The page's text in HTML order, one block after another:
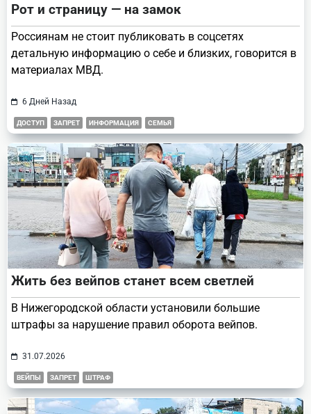
Рот и страницу — на замок
Россиянам не стоит публиковать в соцсетях
детальную информацию о себе и близких, говорится в
материалах МВД.
6 Дней Назад
ДОСТУП ЗАПРЕТ ИНФОРМАЦИЯ СЕМЬЯ
Жить без вейпов станет всем светлей
В Нижегородской области установили большие
штрафы за нарушение правил оборота вейпов.
31.07.2026
ВЕЙПЫ ЗАПРЕТ ШТРАФ